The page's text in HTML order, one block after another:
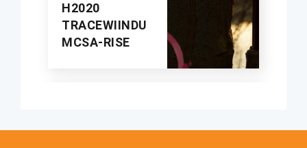
H2020
TRACEWIINDU
MCSA-RISE
Blended